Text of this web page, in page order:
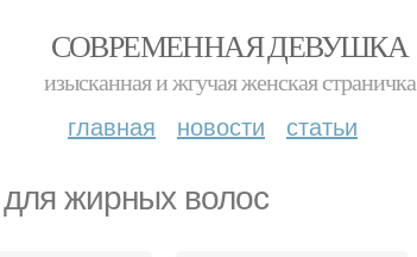
СОВРЕМЕННАЯ ДЕВУШКА
изысканная и жгучая женская страничка
главная новости статьи
жирных волос